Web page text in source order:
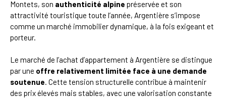
Montets, son authenticité alpine préservée et son
attractivité touristique toute l’année, Argentière s’impose
comme un marché immobilier dynamique, à la fois exigeant et
porteur.
Le marché de l’achat d’appartement à Argentière se distingue
par une offre relativement limitée face à une demande
soutenue. Cette tension structurelle contribue à maintenir
des prix élevés mais stables, avec une valorisation constante